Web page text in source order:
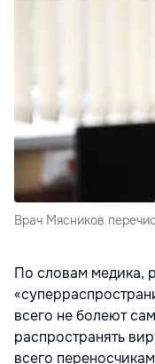
Врач Мясников
По словам медика,
всего не болеют
распространять
всего